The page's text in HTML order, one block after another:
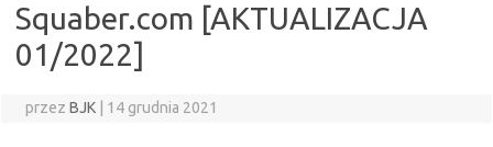
Squaber.com [AKTUALIZACJA
01/2022]
przez BJK 14 grudnia 2021